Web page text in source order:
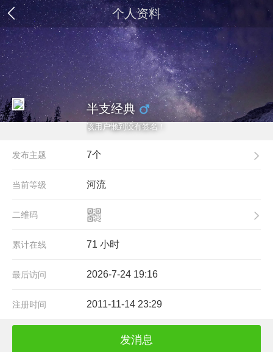
个人资料
半支经典
该用户懒到没有签名！
7个
发布主题
河流
当前等级
二维码
71 小时
累计在线
2026-7-24 19:16
最后访问
2011-11-14 23:29
注册时间
发消息